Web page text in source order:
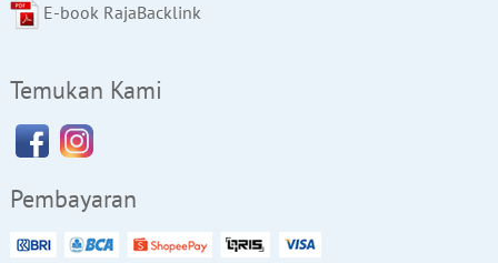
E-book RajaBacklink
Temukan Kami
Pembayaran